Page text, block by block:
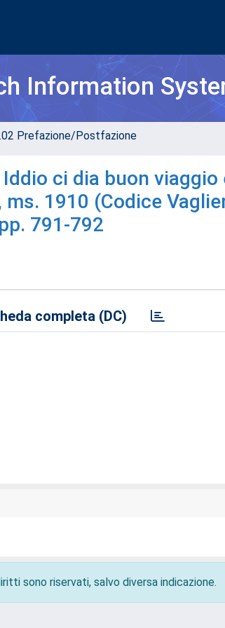
Information
Prefazione/Postfazione
ci dia buon viaggio
1910 (Codice
791-792
completa (DC)
sono riservati, salvo diversa indicazione.